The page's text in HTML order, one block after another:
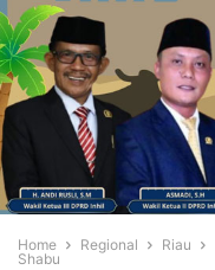
Home Regional Riau
Shabu